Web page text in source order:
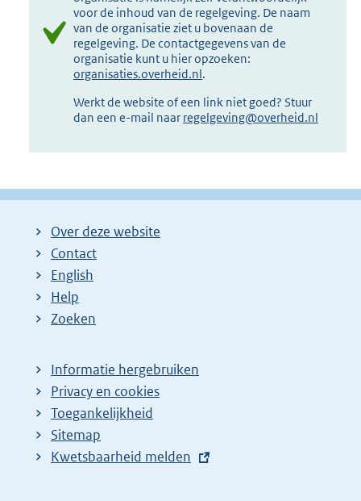
voor de inhoud van de regelgeving. De naam
van de organisatie ziet u bovenaan de
regelgeving. De contactgegevens van de
organisatie kunt u hier opzoeken:
organisaties.overheid.nl.
Werkt de website of een link niet goed? Stuur
dan een e-mail naar regelgeving@overheid.nl
Over deze website
Contact
English
Help
Zoeken
Informatie hergebruiken
Privacy en cookies
Toegankelijkheid
Sitemap
E
Kwetsbaarheid melden